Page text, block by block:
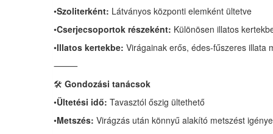
•Szoliterként: Látványos központi elemként ültetve
•Cserjecsoportok részeként: Különösen illatos
•Illatos kertekbe: Virágainak erős, édes-fűszeres illata
⸻
🛠️ Gondozási tanácsok
•Ültetési idő: Tavasztól őszig ültethető
•Metszés: Virágzás után könnyű alakító metszést